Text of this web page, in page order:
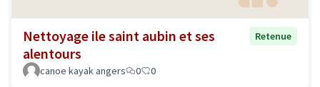
Nettoyage ile saint aubin et ses
alentours
Retenue
canoe kayak angers 0 0